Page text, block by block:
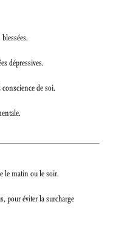
dépressives.
de soi.
le matin ou le soir.
pour éviter la surcharge